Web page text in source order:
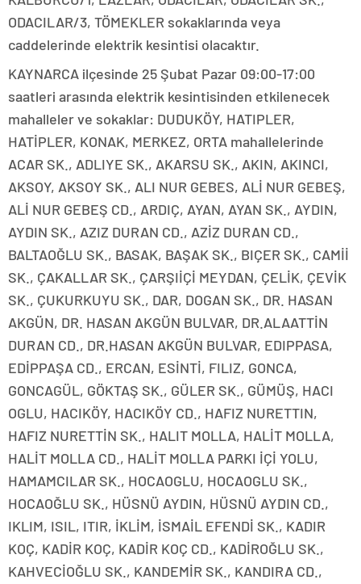
ODACILAR/3, TÖMEKLER sokaklarında veya
caddelerinde elektrik kesintisi olacaktır.
KAYNARCA ilçesinde 25 Şubat Pazar 09:00-17:00
saatleri arasında elektrik kesintisinden etkilenecek
mahalleler ve sokaklar: DUDUKÖY, HATIPLER,
HATİPLER, KONAK, MERKEZ, ORTA mahallelerinde
ACAR SK., ADLIYE SK., AKARSU SK., AKIN, AKINCI,
AKSOY, AKSOY SK., ALI NUR GEBES, ALİ NUR GEBEŞ,
ALİ NUR GEBEŞ CD., ARDIÇ, AYAN, AYAN SK., AYDIN,
AYDIN SK., AZIZ DURAN CD., AZİZ DURAN CD.,
BALTAOĞLU SK., BASAK, BAŞAK SK., BIÇER SK., CAMİİ
SK., ÇAKALLAR SK., ÇARŞIİÇİ MEYDAN, ÇELİK, ÇEVİK
SK., ÇUKURKUYU SK., DAR, DOGAN SK., DR. HASAN
AKGÜN, DR. HASAN AKGÜN BULVAR, DR.ALAATTİN
DURAN CD., DR.HASAN AKGÜN BULVAR, EDIPPASA,
EDİPPAŞA CD., ERCAN, ESİNTİ, FILIZ, GONCA,
GONCAGÜL, GÖKTAŞ SK., GÜLER SK., GÜMÜŞ, HACI
OGLU, HACIKÖY, HACIKÖY CD., HAFIZ NURETTIN,
HAFIZ NURETTİN SK., HALIT MOLLA, HALİT MOLLA,
HALİT MOLLA CD., HALİT MOLLA PARKI İÇİ YOLU,
HAMAMCILAR SK., HOCAOGLU, HOCAOGLU SK.,
HOCAOĞLU SK., HÜSNÜ AYDIN, HÜSNÜ AYDIN CD.,
IKLIM, ISIL, ITIR, İKLİM, İSMAİL EFENDİ SK., KADIR
KOÇ, KADİR KOÇ, KADİR KOÇ CD., KADİROĞLU SK.,
KAHVECİOĞLU SK., KANDEMİR SK., KANDIRA CD.,